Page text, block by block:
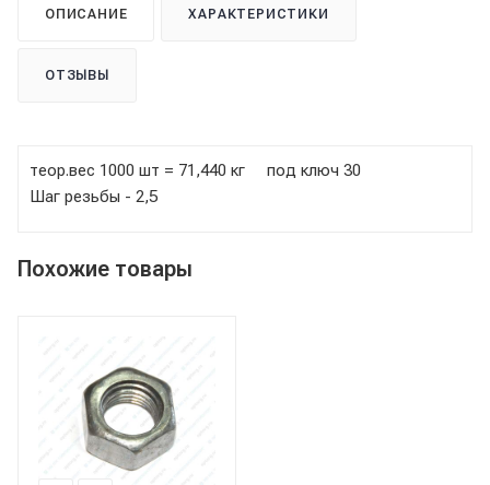
ОПИСАНИЕ ХАРАКТЕРИСТИКИ
ОТЗЫВЫ
теор.вес 1000 шт = 71,440 кг под ключ 30
Шаг резьбы - 2,5
Похожие товары